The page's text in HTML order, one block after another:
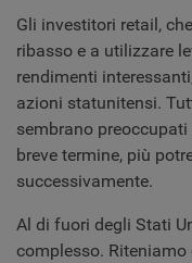
Gli investitori retail,
ribasso e a utilizzare
rendimenti
azioni statunitensi.
sembrano
breve termine, più
successivamente.
Al di fuori degli Stati
complesso. Riteniamo